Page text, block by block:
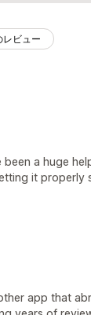
レビュー
been a huge
it properly
app that